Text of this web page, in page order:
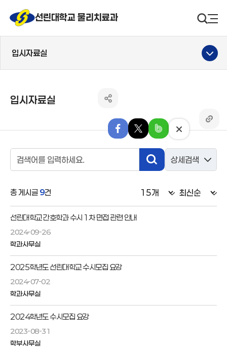
선린대 로고선린대학교 물리치료과 검색사
입시자료실
입시자료실 공유하기 열기
닫기
페이스북으로 내보내기
엑스로 내보내기
밴드로 내보내기
링크
검색어입력 검색 상세검색
총 게시글 9건
선린대학교 간호학과 수시 1차 면접 관련 안내
2024-09-26
학과사무실
2025학년도 선린대학교 수시모집 요강
2024-07-02
학과사무실
2024학년도 수시모집 요강
2023-08-31
학부사무실